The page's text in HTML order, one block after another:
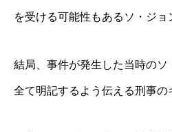
を受ける可能性もあるソ・ジョ
結局、事件が発生した当時の
全て明記するよう伝える刑事の